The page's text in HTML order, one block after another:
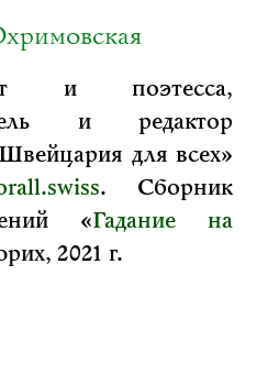
и поэтесса,
и редактор
для всех»
. Сборник
«Гадание на
2021 г.